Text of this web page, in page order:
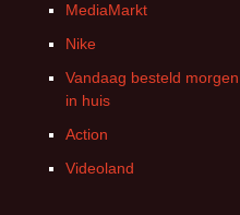
MediaMarkt
Nike
Vandaag besteld morgen
in huis
Action
Videoland